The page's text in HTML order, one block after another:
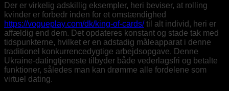
Der er virkelig adskillig eksempler, heri beviser, at rolling
kvinder er forbedr inden for et omstændighed
https://vogueplay.com/dk/king-of-cards/til alt individ, heri er
affældig end dem. Det opdateres konstant og stade tak med
tidspunkterne, hvilket er en adstadig måleapparat i denne
traditionel konkurrencedygtige arbejdsopgave. Denne
Ukraine-datingtjeneste tilbyder både vederlagsfri og betalte
funktioner, således man kan drømme alle fordelene som
virtuel dating.